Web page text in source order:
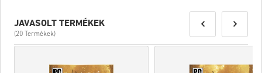
JAVASOLT TERMÉKEK
(20 Termékek)